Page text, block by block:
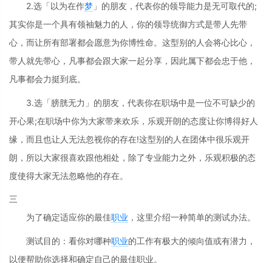
2.选「以为在作梦 」的朋友，代表你的领导能力是无可取代的;
其实你是一个具有领袖魅力的人，你的领导统御方式是带人先带
心，而让所有部署都会愿意为你博性命。这型别的人会将心比心，
带人就先带心，凡事都会跟大家一起分享，因此属下都会忠于他，
凡事都会力挺到底。
3.选「膀胱无力」的朋友，代表你在职场中是一位不可缺少的
开心果;在职场中你为大家带来欢乐，乐观开朗的态度让你博得好人
缘，而且也让人无法忽视你的存在!这型别的人在团体中很乐观开
朗，所以大家很喜欢跟他相处，除了专业能力之外，乐观积极的态
度使得大家无法忽略他的存在。
三
为了确定适应你的最佳职业 ，这里介绍一种简单的测试办法。
测试目的：看你对哪种职业的工作有极大的倾向值或有潜力，
以便帮助你选择和确定自己的最佳职业。